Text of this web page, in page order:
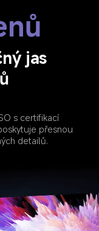
jas
s certifikací
přesnou
detailů.